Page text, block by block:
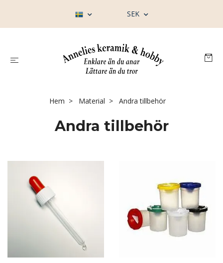
SEK
Hem Material Andra tillbehör
Andra tillbehör